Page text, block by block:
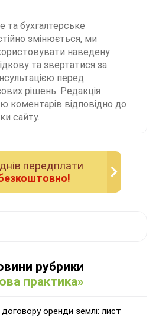
та бухгалтерське
змінюється, ми
наведену
та звертатися за
перед
рішень. Редакція
коментарів відповідно до
сайту.
передплати
рубрики
практика»
оренди землі: лист